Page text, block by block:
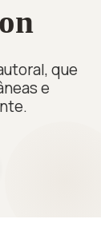
que
e